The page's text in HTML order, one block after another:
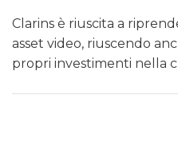
Clarins è riuscita a
asset video, riuscendo
propri investimenti nella